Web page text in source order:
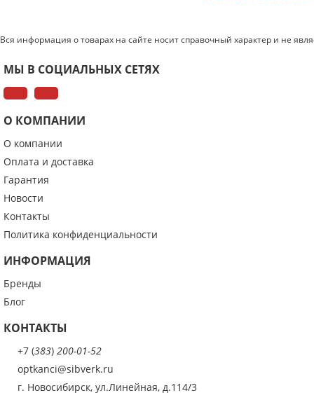
Вся информация о товарах на сайте носит справочный характер и не
МЫ В СОЦИАЛЬНЫХ СЕТЯХ
О КОМПАНИИ
О компании
Оплата и доставка
Гарантия
Новости
Контакты
Политика конфиденциальности
ИНФОРМАЦИЯ
Бренды
Блог
КОНТАКТЫ
+7 (383) 200-01-52
optkanci@sibverk.ru
г. Новосибирск, ул.Линейная, д.114/3